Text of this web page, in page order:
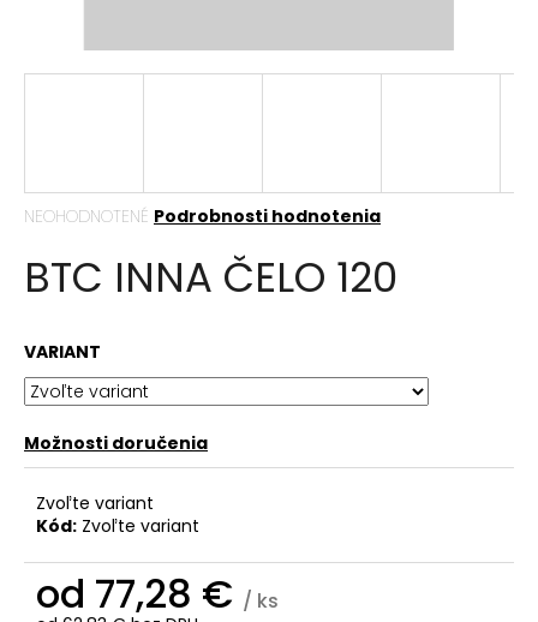
Priemerné
produktu
je
5
hviezdičiek.
NEOHODNOTENÉ Podrobnosti hodnotenia
BTC INNA ČELO 120
VARIANT
Možnosti doručenia
Zvoľte variant
Kód: Zvoľte variant
od 77,28 € / ks
HĽADAŤ
O
d
p
o
ú
č
a
m